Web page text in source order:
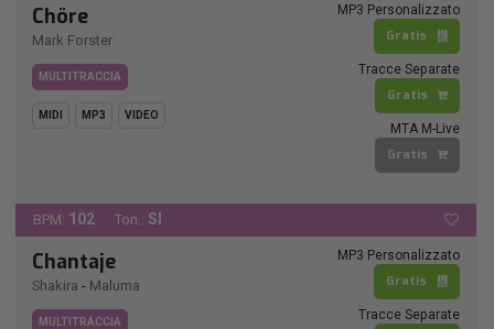
Chöre
Mark Forster
MULTITRACCIA
MIDI MP3 VIDEO
MP3 Personalizzato
Gratis
Tracce Separate
Gratis
MTA M-Live
Gratis
BPM: 102 Ton.: SI
Chantaje
Shakira - Maluma
MULTITRACCIA
MP3 Personalizzato
Gratis
Tracce Separate